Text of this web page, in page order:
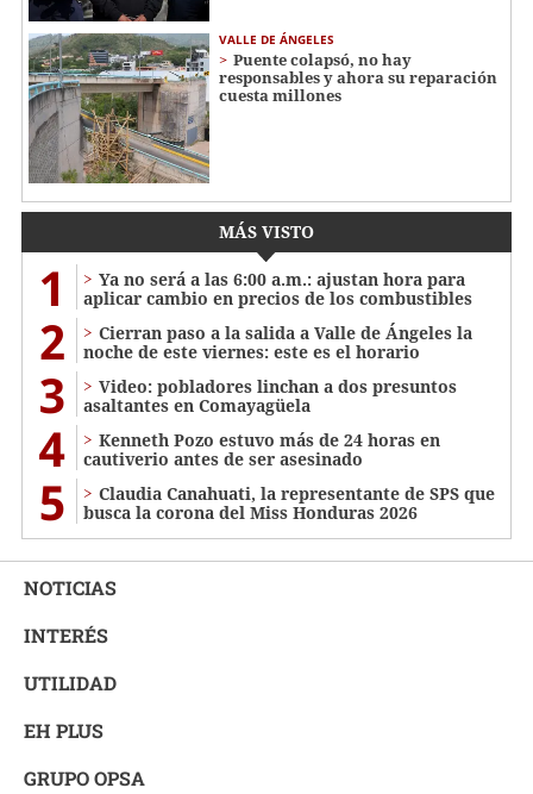
VALLE DE ÁNGELES
Puente colapsó, no hay
responsables y ahora su reparación
cuesta millones
MÁS VISTO
1
Ya no será a las 6:00 a.m.: ajustan hora para
aplicar cambio en precios de los combustibles
2
Cierran paso a la salida a Valle de Ángeles la
noche de este viernes: este es el horario
3
Video: pobladores linchan a dos presuntos
asaltantes en Comayagüela
4
Kenneth Pozo estuvo más de 24 horas en
cautiverio antes de ser asesinado
5
Claudia Canahuati, la representante de SPS que
busca la corona del Miss Honduras 2026
NOTICIAS
INTERÉS
UTILIDAD
EH PLUS
GRUPO OPSA